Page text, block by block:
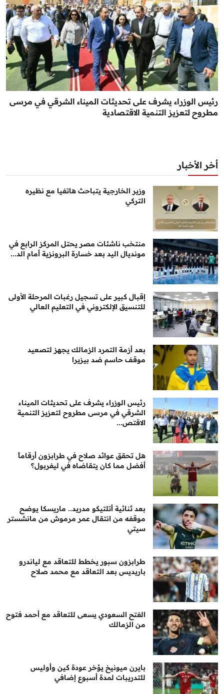
رئيس الوزراء يشرف على تحديثات الميناء الشرقي في مرسى
مطروح لتعزيز التنمية الاقتصادية
أخر الأخبار
وزير الخارجية يتباحث هاتفيا مع نظيره
التركي
منتخب ناشئات مصر يحتل المركز الرابع في
مونديال اليد بعد خسارة البرونزية أمام الد...
إقبال كبير على تسجيل رغبات المرحلة الأولى
للتنسيق الإلكتروني في التعليم العالي
بعد أزمة التمرد الزمالك يجهز لتصعيد
موقف حاسم ضد بيزيرا
رئيس الوزراء يشرف على تحديثات الميناء
الشرقي في مرسى مطروح لتعزيز التنمية
الاقتص...
هل تحقق عوائد صلاح في طرابزون أرقاماً
أفضل مما كان يتقاضاه في ليفربول؟
بعد ثنائية أتلتيكو مدريد.. ماريسكا يوضح
موقفه من انتقال عمر مرموش من مانشستر
سيتي
طرابزون سبور يخطط للتعاقد مع لياندرو
باريديس بعد التعاقد مع محمد صلاح
الفتح السعودي يسعى للتعاقد مع أحمد فتوح
من الزمالك
بايرن ميونيخ يؤخر عودة كين وأوليس
للتدريبات لمدة أسبوع إضافي